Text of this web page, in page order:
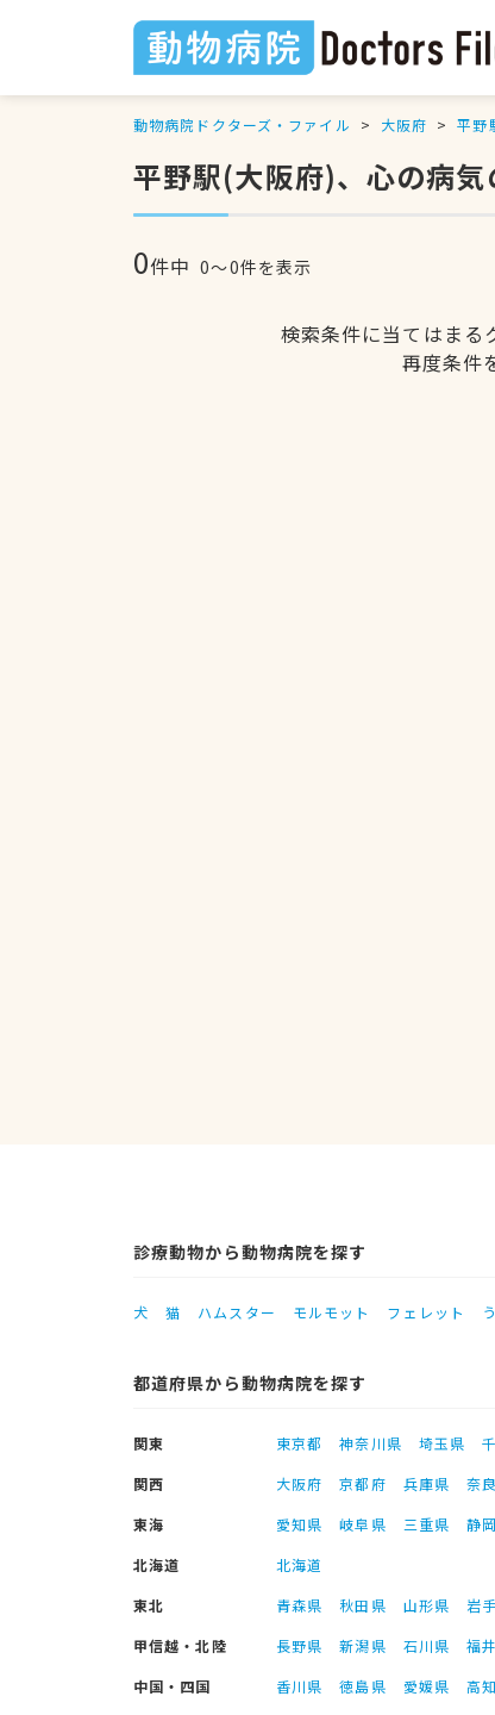
動物病院ドクターズ・ファイル 大阪府 平野
平野駅(大阪府)、心の病
0件中 0〜0件を表示
検索条件に当てはまる
再度条件
診療動物から動物病院を探す
犬 猫 ハムスター モルモット フェレット
都道府県から動物病院を探す
関東 東京都 神奈川県 埼玉県
関西
大阪府 京都府 兵庫県 奈
東海
愛知県 岐阜県 三重県
静
北海道
北海道
東北
青森県 秋田県 山形県 岩
甲信越・北陸
長野県 新潟県 石川県 福
中国・四国
香川県 徳島県 愛媛県 高